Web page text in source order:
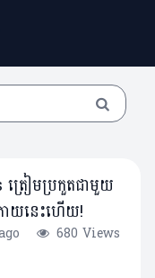
ត្រៀម​​​ប្រកួត​ជា​មួយ​
យ​នេះហើយ!
680 Views